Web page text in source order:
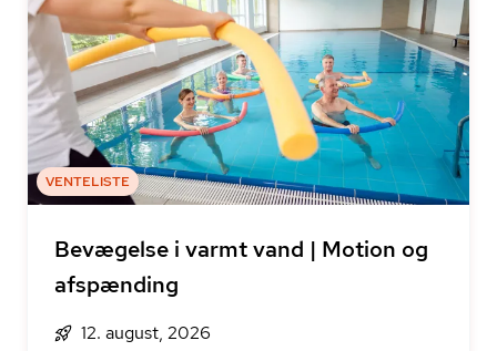
VENTELISTE
Bevægelse i varmt vand | Motion og
afspænding
12. august, 2026